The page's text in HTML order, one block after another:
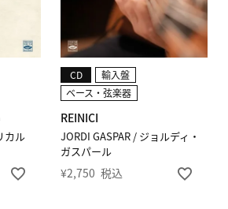
カル
JORDI GASPAR / ジョルディ・
ガスパール
REINICI
CD
輸入盤
ベース・弦楽器
¥2,750 税込